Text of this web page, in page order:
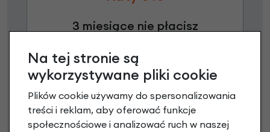
3 miesiące nie płacisz
Raty do 60 miesięcy
Na tej stronie są
wykorzystywane pliki cookie
Plików cookie używamy do spersonalizowania
treści i reklam, aby oferować funkcje
społecznościowe i analizować ruch w naszej